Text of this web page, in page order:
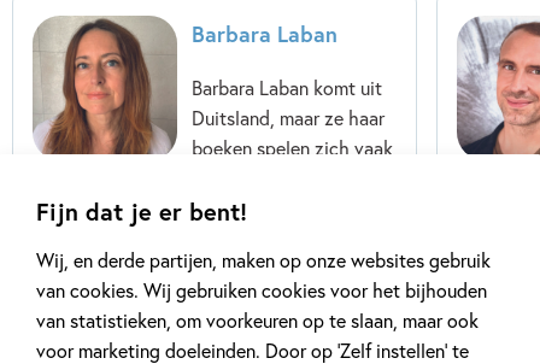
Fijn dat je er bent!
Wij, en derde partijen, maken op onze websites gebruik
van cookies. Wij gebruiken cookies voor het bijhouden
van statistieken, om voorkeuren op te slaan, maar ook
voor marketing doeleinden. Door op ‘Zelf instellen’ te
Barbara Laban
Barbara Laban komt uit
Duitsland, maar ze haar
boeken spelen zich vaak
schrijfster heeft Chinese
Cultuur...
Lees meer